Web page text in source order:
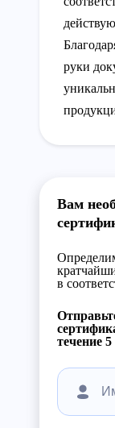
руки
Вам
в
течение